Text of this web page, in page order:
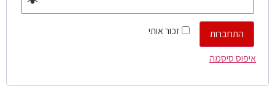
זכור אותי
התחברות
איפוס סיסמה